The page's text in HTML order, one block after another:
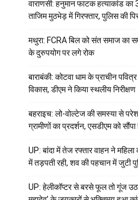
वाराणसी: हनुमान फाटक हत्याकांड
ताजिम मुठभेड़ में गिरफ्तार, पुलिस की
मथुरा: FCRA बिल को संत समाज का
के दुरुपयोग पर लगे रोक
बाराबंकी: कोटवा धाम के प्राचीन
विकास, डीएम ने किया स्थलीय निरीक्षण
बहराइच: लो-वोल्टेज की समस्या से
ग्रामीणों का प्रदर्शन, एसडीएम को सौंपा
UP: बांदा में तेज रफ्तार वाहन ने
में तड़पती रही, शव की पहचान में जुटी
UP: हेलीकॉप्टर से बरसे फूल तो गूंज